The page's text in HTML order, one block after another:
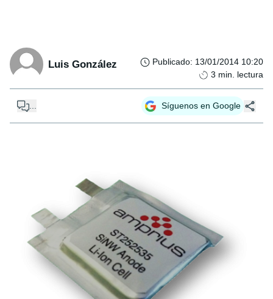
Luis González Publicado: 13/01/2014 10:20
3 min. lectura
... Síguenos en Google